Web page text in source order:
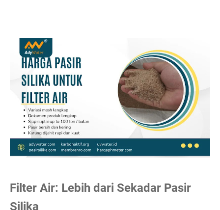
Filter Air: Lebih dari Sekadar Pasir
Silika